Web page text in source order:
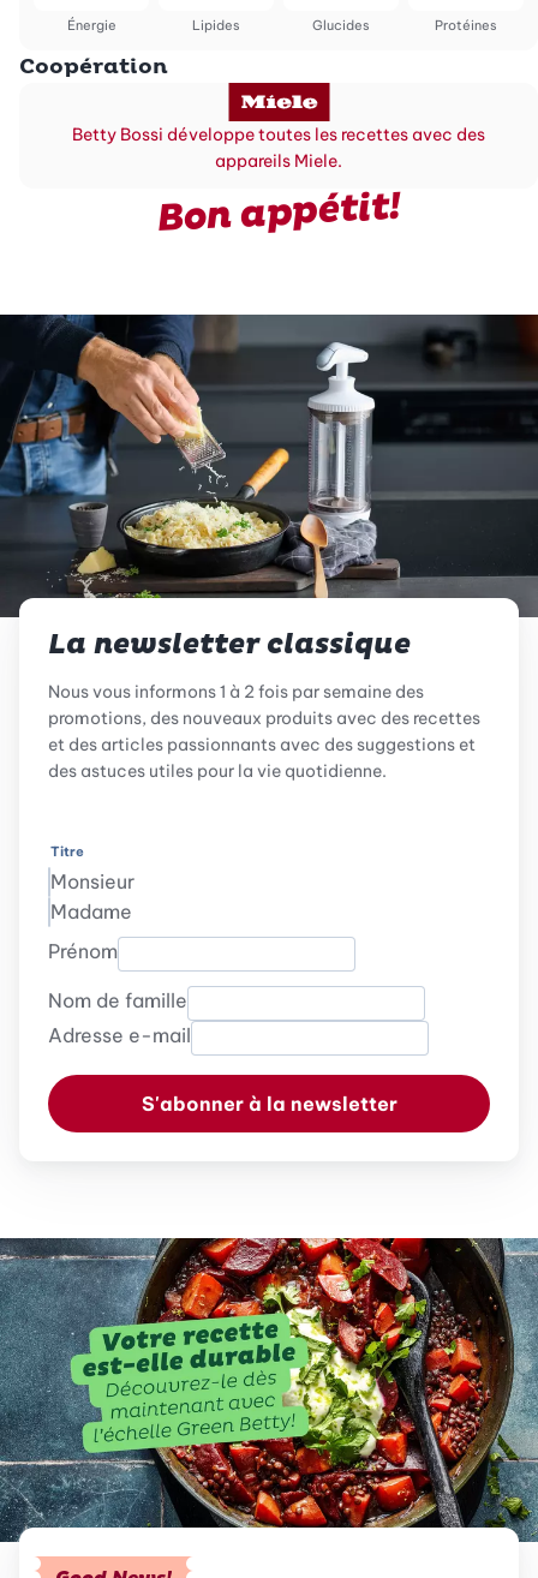
Énergie Lipides Glucides Protéines
Coopération
Betty Bossi développe toutes les recettes avec des
appareils Miele.
Bon appétit!
La newsletter classique
Nous vous informons 1 à 2 fois par semaine des
promotions, des nouveaux produits avec des recettes
et des articles passionnants avec des suggestions et
des astuces utiles pour la vie quotidienne.
Titre
Monsieur
Madame
Prénom
Nom de famille
Adresse e-mail
S'abonner à la newsletter